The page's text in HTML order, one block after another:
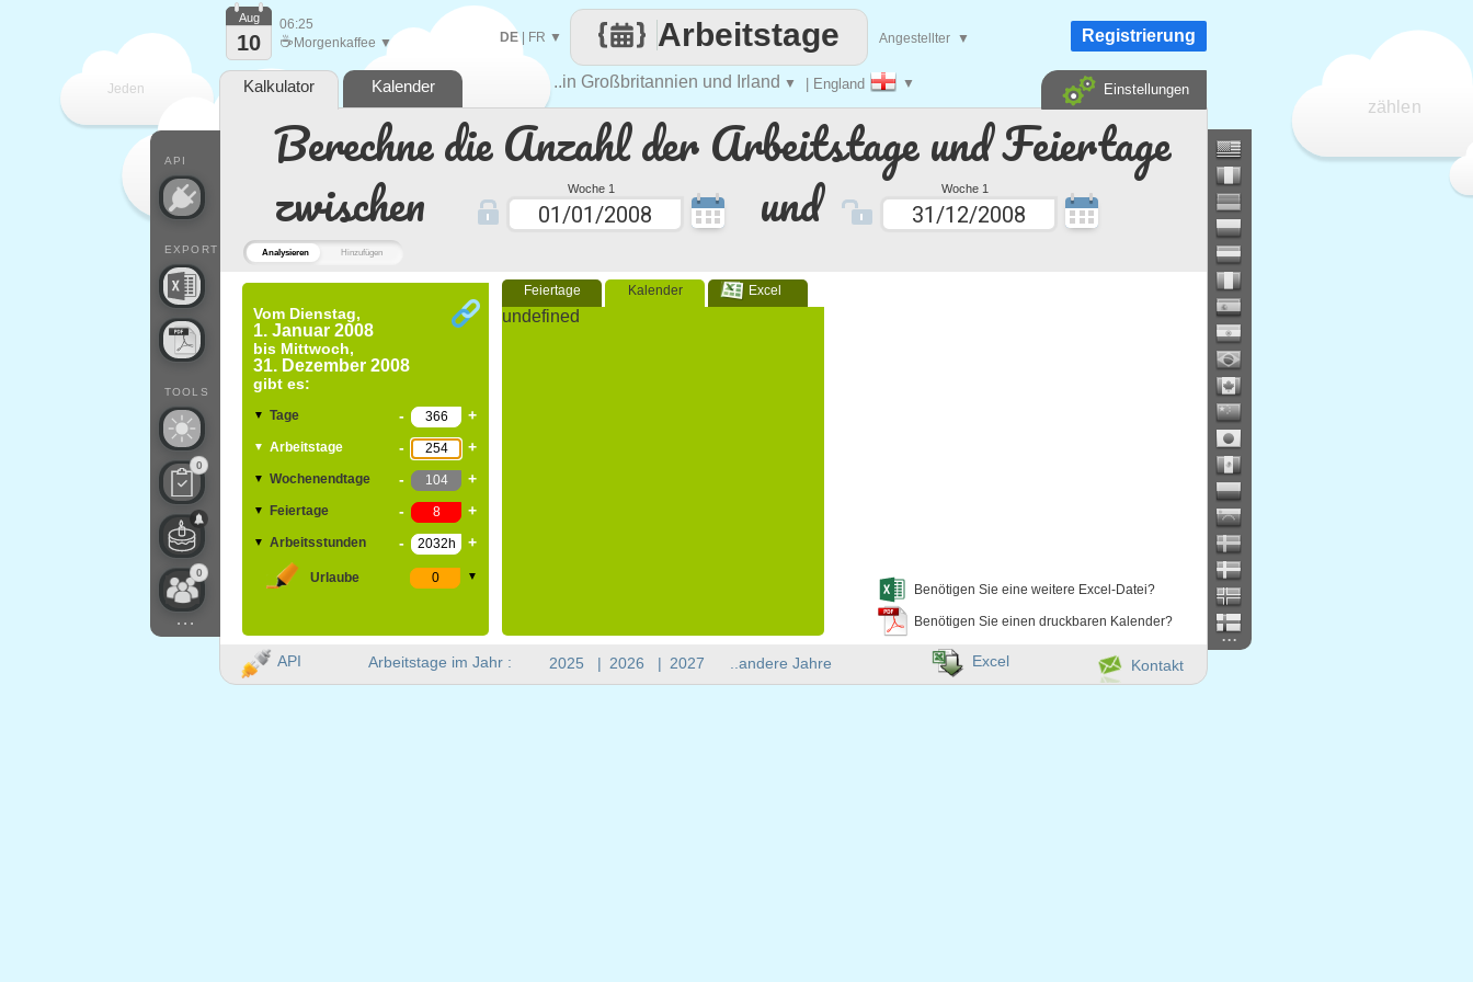
Analysieren Hinzufügen
Berechne die Anzahl der Arbeitstage und Feiertage
zwischen
Woche 1 und Woche 1
Vom Dienstag,
1. Januar 2008
bis Mittwoch,
31. Dezember 2008
gibt es:
▼ Tage - +
▼ Arbeitstage - +
▼ Wochenendtage - +
▼ Feiertage - +
▼ Arbeitsstunden - +
Urlaube ▼
Feiertage Kalender Excel
undefined
Benötigen Sie eine weitere Excel-Datei?
Benötigen Sie einen druckbaren Kalender?
Jeden
zählen
..in Großbritannien und Irland ▼ | England ▼
Arbeitstage
DE| FR ▼ Angestellter ▼
API
EXPORT
TOOLS
0
0
...
Aug
10
06:25
☕ Morgenkaffee ▼ Registrierung
Kalkulator Kalender Einstellungen
Arbeitstage im Jahr : 2025 | 2026 | 2027 ..andere Jahre
...
API Kontakt
Excel